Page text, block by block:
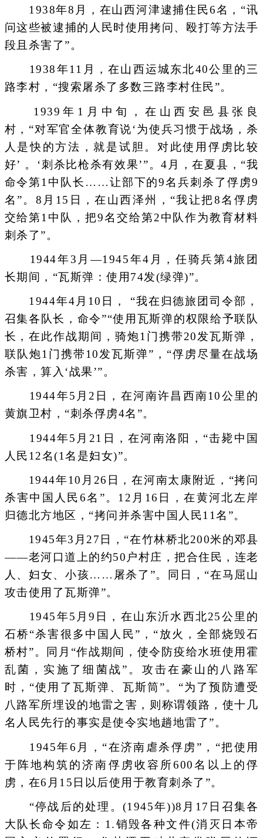
1938年8月，在山西河津逮捕住民6名，“讯
问这些被逮捕的人民时使用拷问、殴打等方法手
段且杀害了”。
1938年11月，在山西运城东北40公里的三
路李村，“搜索屠杀了多数三路李村住民”。
1939年1月中旬，在山西安邑县张良
村，“对军官全体教育说‘为使兵习惯于战场，杀
人是快的方法，就是试胆。对此使用俘虏比较
好’ 。‘刺杀比枪杀有效果’”。4月，在夏县，“我
命令第1中队长……让部下的9名兵刺杀了俘虏9
名”。8月15日，在山西泽州，“我让把8名俘虏
交给第1中队，把9名交给第2中队作为教育材料
刺杀了”。
1944年3月—1945年4月，任骑兵第4旅团
长期间，“瓦斯弹：使用74发(绿弹)”。
1944年4月10日， “我在归德旅团司令部，
召集各队长，命令”“使用瓦斯弹的权限给予联队
长，在此作战期间，骑炮1门携带20发瓦斯弹，
联队炮1门携带10发瓦斯弹”，“俘虏尽量在战场
杀害，算入‘战果’”。
1944年5月2日，在河南许昌西南10公里的
黄旗卫村，“刺杀俘虏4名”。
1944年5月21日，在河南洛阳，“击毙中国
人民12名(1名是妇女)”。
1944年10月26日，在河南太康附近，“拷问
杀害中国人民6名”。12月16日，在黄河北左岸
归德北方地区，“拷问并杀害中国人民11名”。
1945年3月27日，“在竹林桥北200米的邓县
——老河口道上的约50户村庄，把合住民，连老
人、妇女、小孩……屠杀了”。同日，“在马屈山
攻击使用了瓦斯弹”。
1945年5月9日，在山东沂水西北25公里的
石桥“杀害很多中国人民”，“放火，全部烧毁石
桥村”。同月“作战期间，使令防疫给水班使用霍
乱菌，实施了细菌战”。攻击在豪山的八路军
时，“使用了瓦斯弹、瓦斯筒”。“为了预防遭受
八路军所埋设的地雷之害，则称谓领路，使十几
名人民先行的事实是使令实地趟地雷了”。
1945年6月，“在济南虐杀俘虏”，“把使用
于阵地构筑的济南俘虏收容所600名以上的俘
虏，在6月15日以后使用于教育刺杀了”。
“停战后的处理。(1945年))8月17日召集各
大队长命令如左：1.销毁各种文件(消灭日本帝